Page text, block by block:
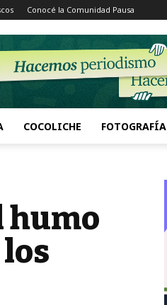
Conocé la Comunidad Pausa
COCOLICHE FOTOGRAFÍA
humo